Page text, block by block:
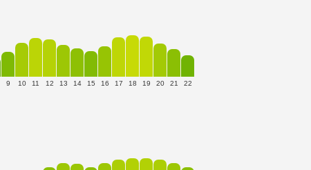
9 10 11 12 13 14 15 16 17 18 19 20 21 22